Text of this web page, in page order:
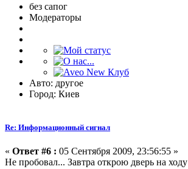
без сапог
Модераторы
Авто: другое
Город: Киев
Re: Информационный сигнал
« Ответ #6 : 05 Сентября 2009, 23:56:55 »
Не пробовал... Завтра открою дверь на ходу